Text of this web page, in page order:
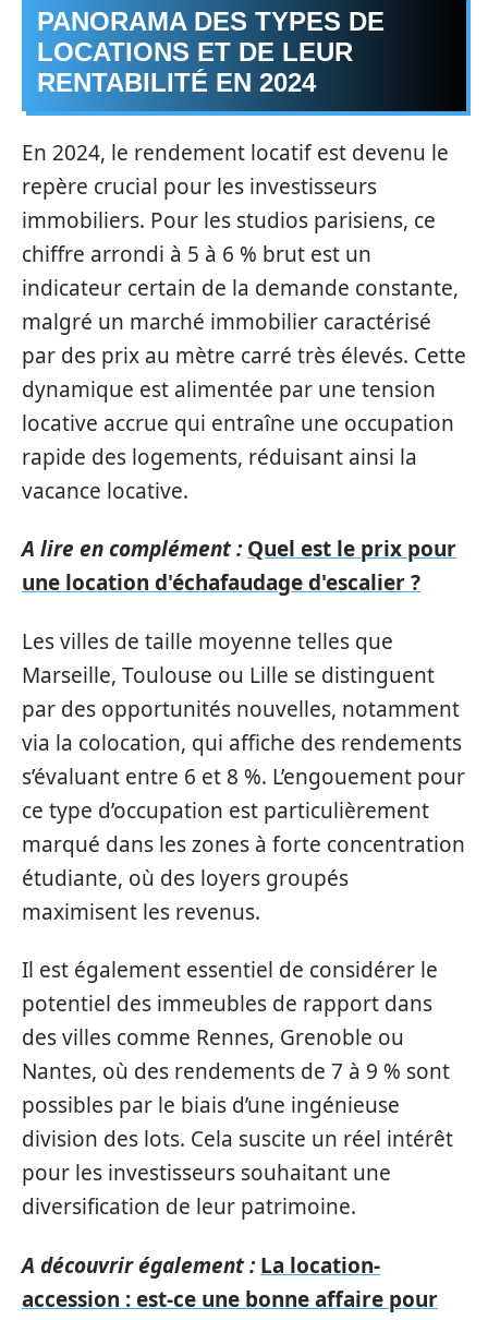
PANORAMA DES TYPES DE
LOCATIONS ET DE LEUR
RENTABILITÉ EN 2024
En 2024, le rendement locatif est devenu le
repère crucial pour les investisseurs
immobiliers. Pour les studios parisiens, ce
chiffre arrondi à 5 à 6 % brut est un
indicateur certain de la demande constante,
malgré un marché immobilier caractérisé
par des prix au mètre carré très élevés. Cette
dynamique est alimentée par une tension
locative accrue qui entraîne une occupation
rapide des logements, réduisant ainsi la
vacance locative.
A lire en complément : Quel est le prix pour
une location d'échafaudage d'escalier ?
Les villes de taille moyenne telles que
Marseille, Toulouse ou Lille se distinguent
par des opportunités nouvelles, notamment
via la colocation, qui affiche des rendements
s’évaluant entre 6 et 8 %. L’engouement pour
ce type d’occupation est particulièrement
marqué dans les zones à forte concentration
étudiante, où des loyers groupés
maximisent les revenus.
Il est également essentiel de considérer le
potentiel des immeubles de rapport dans
des villes comme Rennes, Grenoble ou
Nantes, où des rendements de 7 à 9 % sont
possibles par le biais d’une ingénieuse
division des lots. Cela suscite un réel intérêt
pour les investisseurs souhaitant une
diversification de leur patrimoine.
A découvrir également : La location-
accession : est-ce une bonne affaire pour